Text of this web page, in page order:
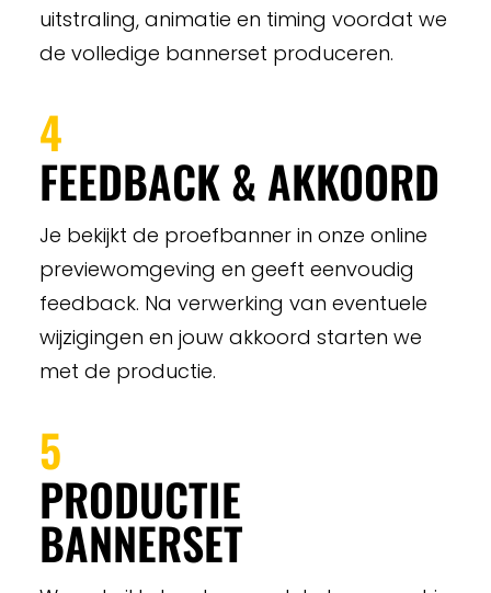
uitstraling, animatie en timing voordat we
de volledige bannerset produceren.
4
FEEDBACK & AKKOORD
Je bekijkt de proefbanner in onze online
previewomgeving en geeft eenvoudig
feedback. Na verwerking van eventuele
wijzigingen en jouw akkoord starten we
met de productie.
5
PRODUCTIE
BANNERSET